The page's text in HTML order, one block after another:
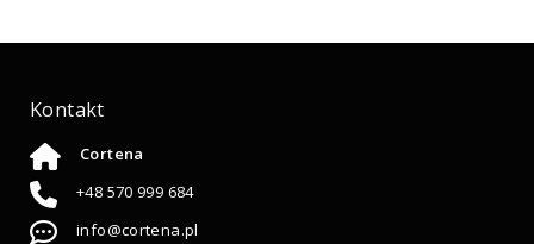
Kontakt
Cortena
+48 570 999 684
info@cortena.pl